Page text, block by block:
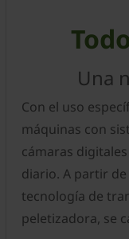
Una
Con el uso
máquinas con
cámaras
diario. A partir
tecnología de
peletizadora, se